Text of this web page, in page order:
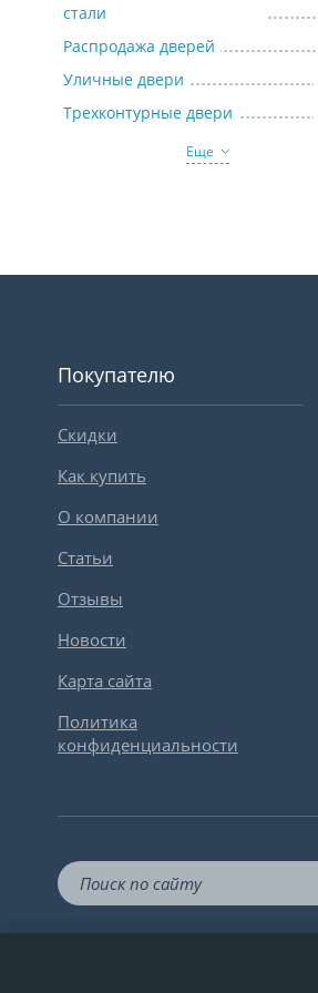
стали
Распродажа дверей
Уличные двери
Трехконтурные двери
Еще
Покупателю
Скидки
Как купить
О компании
Статьи
Отзывы
Новости
Карта сайта
Политика
конфиденциальности